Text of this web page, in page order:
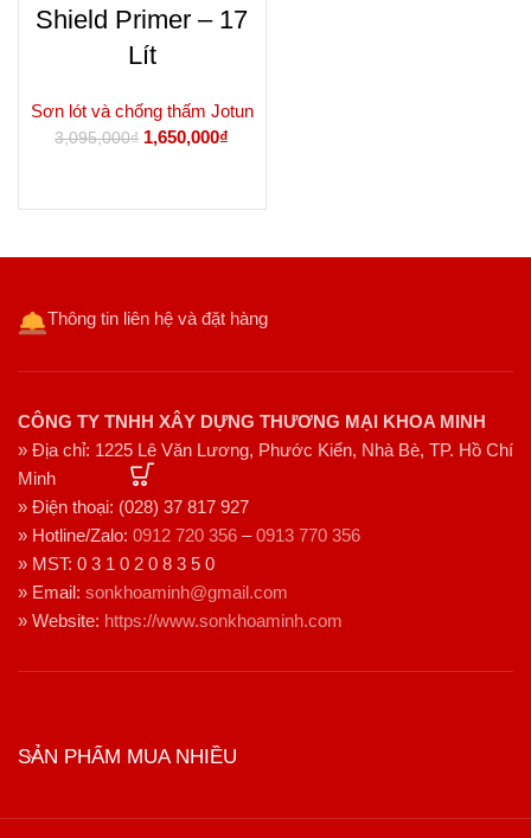
Shield Primer – 17
Lít
Sơn lót và chống thấm Jotun
3,095,000₫ Giá
1,650,000₫
Thông tin liên hệ và đặt hàng
CÔNG TY TNHH XÂY DỰNG THƯƠNG MẠI KHOA MINH
» Địa chỉ: 1225 Lê Văn Lương, Phước Kiển, Nhà Bè, TP. Hồ Chí
Minh
» Điện thoại: (028) 37 817 927
» Hotline/Zalo: 0912 720 356 –0913 770 356
» MST: 0 3 1 0 2 0 8 3 5 0
» Email: sonkhoaminh@gmail.com
» Website: https://www.sonkhoaminh.com
SẢN PHẨM MUA NHIỀU